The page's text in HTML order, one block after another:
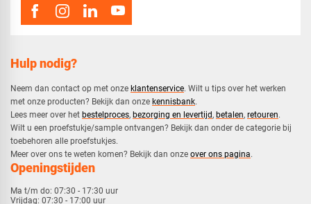
Hulp nodig?
Neem dan contact op met onze klantenservice. Wilt u tips over het werken
met onze producten? Bekijk dan onze kennisbank.
​Lees meer over het bestelproces, bezorging en levertijd, betalen, retouren.​
​Wilt u een proefstukje/sample ontvangen? Bekijk dan onder de categorie bij
toebehoren alle proefstukjes.
​​Meer over ons te weten komen? Bekijk dan onze over ons pagina.
Openingstijden
Ma t/m do: 07:30 - 17:30 uur
Vrijdag: 07:30 - 17:00 uur